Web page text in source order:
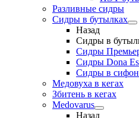
Разливные сидры
Сидры в бутылках
Назад
Сидры в
Сидры
Сидры Dona
Сидры в
Медовуха в кегах
Збитень в кегах
Medovarus
Назад